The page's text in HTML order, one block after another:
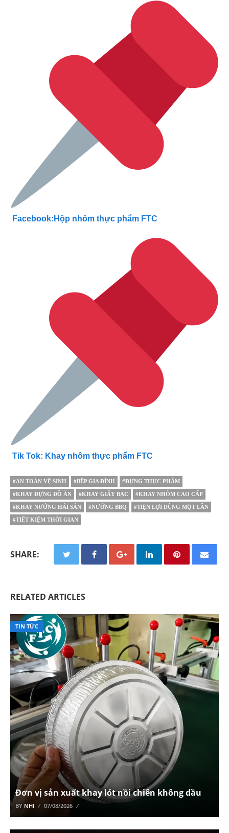
Facebook:Hộp nhôm thực phẩm FTC
Tik Tok: Khay nhôm thực phẩm FTC
#AN TOÀN VỆ SINH #BẾP GIA ĐÌNH #ĐỰNG THỰC PHẨM
#KHAY ĐỰNG ĐỒ ĂN #KHAY GIẤY BẠC #KHAY NHÔM CAO CẤP
#KHAY NƯỚNG HẢI SẢN #NƯỚNG BBQ #TIỆN LỢI DÙNG MỘT LẦN
#TIẾT KIỆM THỜI GIAN
SHARE:
RELATED ARTICLES
TIN TỨC
Đơn vị sản xuất khay lót nồi chiên không dầu
BY NHI 07/08/2026